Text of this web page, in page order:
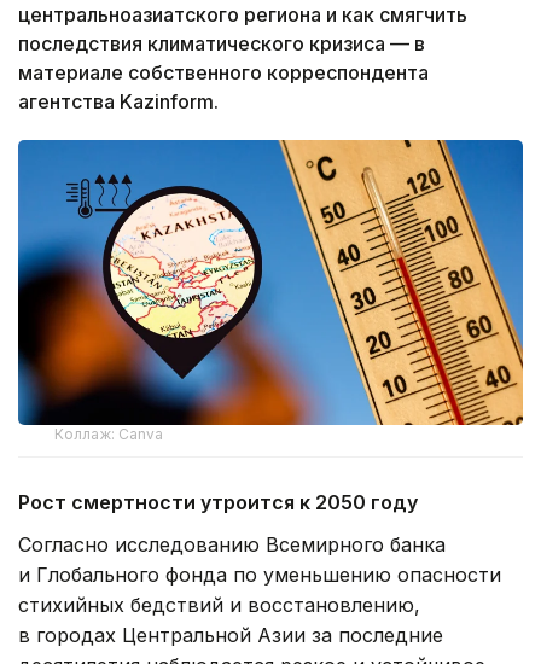
центральноазиатского региона и как смягчить
последствия климатического кризиса — в
материале собственного корреспондента
агентства Kazinform.
Коллаж: Canva
Рост смертности утроится к 2050 году
Согласно исследованию Всемирного банка
и Глобального фонда по уменьшению опасности
стихийных бедствий и восстановлению,
в городах Центральной Азии за последние